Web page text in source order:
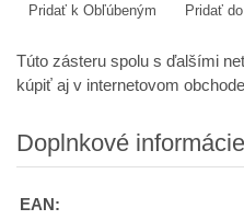
Pridať k Obľúbeným Pridať
Túto zásteru spolu s ďalšími
kúpiť aj v internetovom obchode
Doplnkové informácie
EAN: